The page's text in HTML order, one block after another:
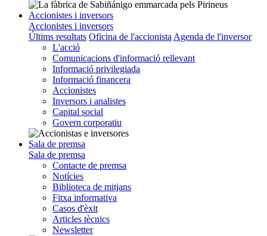
Accionistes i inversors
Accionistes i inversors
Últims resultats Oficina de l'accionista Agenda de l'inversor
L'acció
Comunicacions d'informació rellevant
Informació privilegiada
Informació financera
Accionistes
Inversors i analistes
Capital social
Govern corporatiu
Sala de premsa
Sala de premsa
Contacte de premsa
Notícies
Biblioteca de mitjans
Fitxa informativa
Casos d'èxit
Articles tècnics
Newsletter